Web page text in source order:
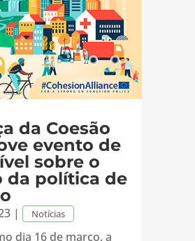
da Coesão
evento de
sobre o
da política de
| Notícias
dia 16 de março, a